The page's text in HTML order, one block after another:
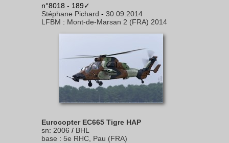
n°8018 - 189✓
Stéphane Pichard - 30.09.2014
LFBM : Mont-de-Marsan 2 (FRA) 2014
Eurocopter EC665 Tigre HAP
sn: 2006 / BHL
base : 5e RHC, Pau (FRA)